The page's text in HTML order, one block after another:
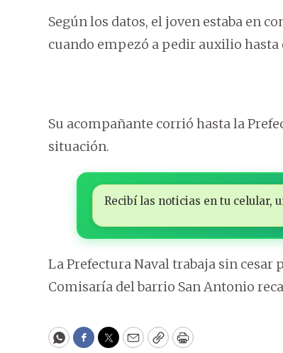
Según los datos, el joven estaba en
cuando empezó a pedir auxilio hasta
Su acompañante corrió hasta la
situación.
Recibí las noticias en tu celular,
La Prefectura Naval trabaja sin
Comisaría del barrio San Antonio
WhatsApp
Facebook
Twitter
EmailCopyPrint